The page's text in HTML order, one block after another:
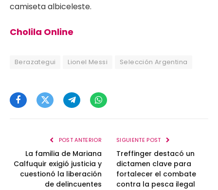
camiseta albiceleste.
Cholila Online
Berazategui Lionel Messi Selección Argentina
FacebookTwitterTelegramWhatsApp
POST ANTERIOR
La familia de Mariana
Calfuquir exigió justicia y
cuestionó la liberación
de delincuentes
SIGUIENTE POST
Treffinger destacó un
dictamen clave para
fortalecer el combate
contra la pesca ilegal